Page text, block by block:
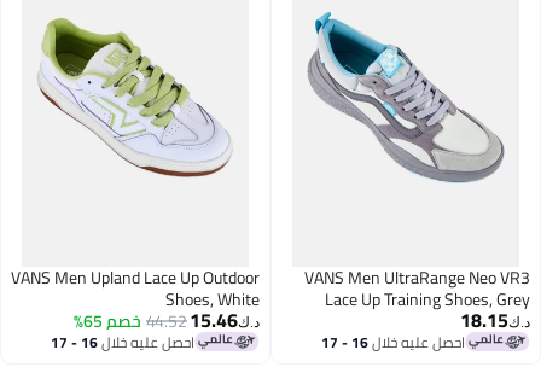
VANS Men UltraRange Neo VR3
Lace Up Training Shoes, Grey
د.ك‏18.15
احصل عليه خلال 16 - 17
اغسطس
VANS Men Upland Lace Up Outdoor
Shoes, White
د.ك‏15.46
44.52خصم 65%
احصل عليه خلال 16 - 17
اغسطس